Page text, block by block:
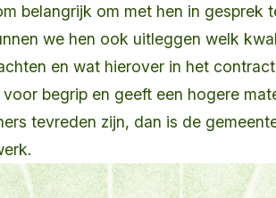
belangrijk om met hen in gesprek
we hen ook uitleggen welk
en wat hierover in het
begrip en geeft een hogere
tevreden zijn, dan is de